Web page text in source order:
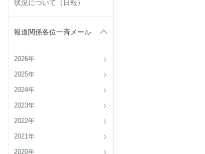
状況について（日報）
報道関係各位一斉メール
2026年
2025年
2024年
2023年
2022年
2021年
2020年